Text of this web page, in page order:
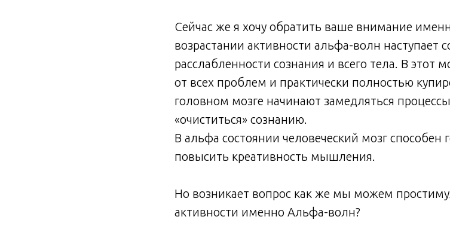
Сейчас же я хочу обратить ваше внимание
возрастании активности альфа-волн наступает
расслабленности сознания и всего тела. В этот
от всех проблем и практически полностью
головном мозге начинают замедляться
«очиститься» сознанию.
В альфа состоянии человеческий мозг способен
повысить креативность мышления.
Но возникает вопрос как же мы можем
активности именно Альфа-волн?